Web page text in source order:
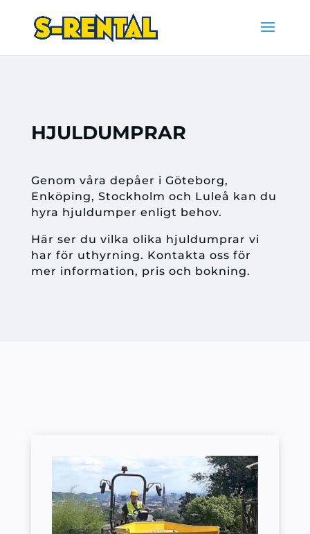
HJULDUMPRAR
Genom våra depåer i Göteborg,
Enköping, Stockholm och Luleå kan du
hyra hjuldumper enligt behov.
Här ser du vilka olika hjuldumprar vi
har för uthyrning. Kontakta oss för
mer information, pris och bokning.